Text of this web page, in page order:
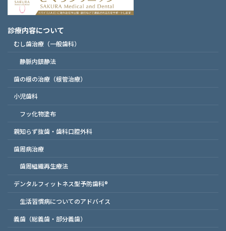
診療内容について
むし歯治療（一般歯科）
静脈内鎮静法
歯の根の治療（根管治療）
小児歯科
フッ化物塗布
親知らず抜歯・歯科口腔外科
歯周病治療
歯周組織再生療法
デンタルフィットネス型予防歯科®
生活習慣病についてのアドバイス
義歯（総義歯・部分義歯）